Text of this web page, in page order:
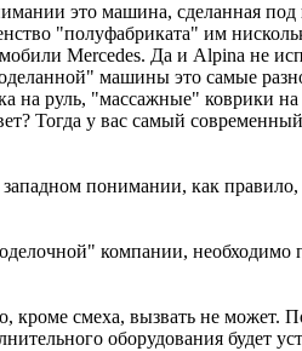
это машина, сделанная под
"полуфабриката" им
Mercedes. Да и Alpina не
машины это самые
на руль, "массажные" коврики
Тогда у вас самый
понимании, как
компании, необходимо
смеха, вызвать не может.
оборудования будет